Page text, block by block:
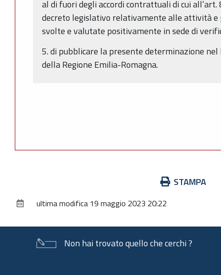
al di fuori degli accordi contrattuali di cui all’art.
decreto legislativo relativamente alle attività
svolte e valutate positivamente in sede di
5. di pubblicare la presente determinazione
della Regione Emilia-Romagna.
documento
STAMPA
ultima modifica 19 maggio 2023 20:22
Non hai trovato quello che cerchi ?